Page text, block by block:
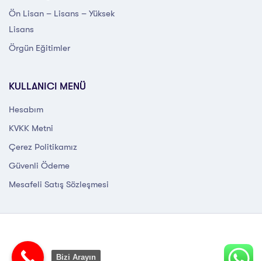
Ön Lisan – Lisans – Yüksek
Lisans
Örgün Eğitimler
KULLANICI MENÜ
Hesabım
KVKK Metni
Çerez Politikamız
Güvenli Ödeme
Mesafeli Satış Sözleşmesi
Bizi Arayın